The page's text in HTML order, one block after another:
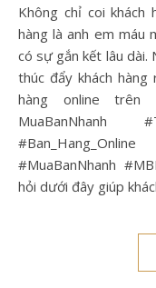
Không chỉ coi khách
hàng là anh em máu
có sự gắn kết lâu dài.
thúc đẩy khách
hàng online
MuaBanNhanh
#MuaBanNhanh
hỏi dưới đây giúp